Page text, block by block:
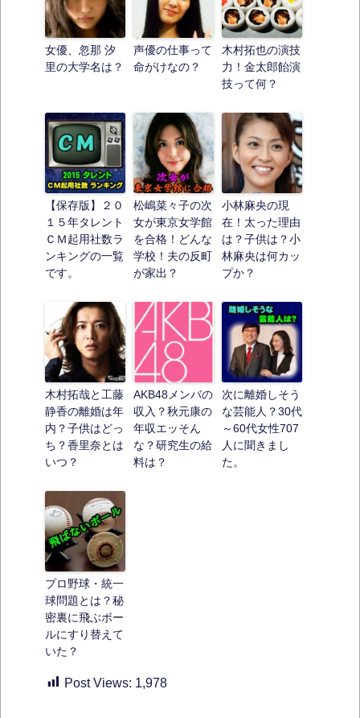
女優、忽那 汐
里の大学名は？
声優の仕事って
命がけなの？
木村拓也の演技
力！金太郎飴演
技って何？
【保存版】２０
１５年タレント
ＣＭ起用社数ラ
ンキングの一覧
です。
松嶋菜々子の次
女が東京女学館
を合格！どんな
学校！夫の反町
が家出？
小林麻央の現
在！太った理由
は？子供は？小
林麻央は何カッ
プか？
木村拓哉と工藤
静香の離婚は年
内？子供はどっ
ち？香里奈とは
いつ？
AKB48メンバの
収入？秋元康の
年収エッそん
な？研究生の給
料は？
次に離婚しそう
な芸能人？30代
～60代女性707
人に聞きまし
た。
プロ野球・統一
球問題とは？秘
密裏に飛ぶボー
ルにすり替えて
いた？
Post Views: 1,978